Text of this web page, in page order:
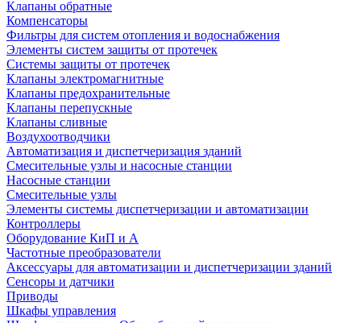
Клапаны обратные
Компенсаторы
Фильтры для систем отопления и водоснабжения
Элементы систем защиты от протечек
Системы защиты от протечек
Клапаны электромагнитные
Клапаны предохранительные
Клапаны перепускные
Клапаны сливные
Воздухоотводчики
Автоматизация и диспетчеризация зданий
Смесительные узлы и насосные станции
Насосные станции
Смесительные узлы
Элементы системы диспетчеризации и автоматизации
Контроллеры
Оборудование КиП и А
Частотные преобразователи
Аксессуары для автоматизации и диспетчеризации зданий
Сенсоры и датчики
Приводы
Шкафы управления